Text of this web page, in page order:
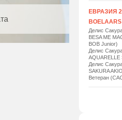
ЕВРАЗИЯ
Делис
BESA ME
BOB Junior)
Делис
Делис
SAKURA
Ветеран